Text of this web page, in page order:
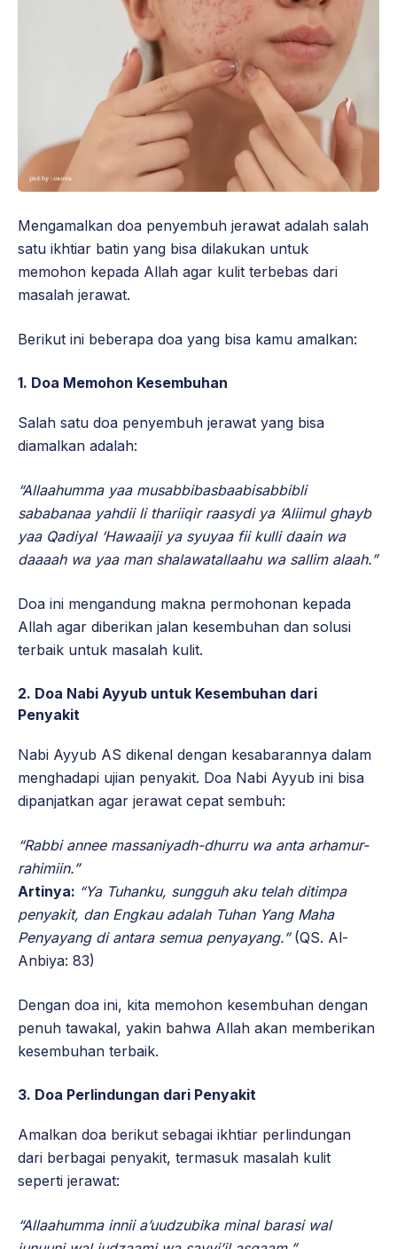
Mengamalkan doa penyembuh jerawat adalah salah
satu ikhtiar batin yang bisa dilakukan untuk
memohon kepada Allah agar kulit terbebas dari
masalah jerawat.
Berikut ini beberapa doa yang bisa kamu amalkan:
1. Doa Memohon Kesembuhan
Salah satu doa penyembuh jerawat yang bisa
diamalkan adalah:
“Allaahumma yaa musabbibasbaabisabbibli
sababanaa yahdii li thariiqir raasydi ya ‘Aliimul ghayb
yaa Qadiyal ‘Hawaaiji ya syuyaa fii kulli daain wa
daaaah wa yaa man shalawatallaahu wa sallim alaah.”
Doa ini mengandung makna permohonan kepada
Allah agar diberikan jalan kesembuhan dan solusi
terbaik untuk masalah kulit.
2. Doa Nabi Ayyub untuk Kesembuhan dari
Penyakit
Nabi Ayyub AS dikenal dengan kesabarannya dalam
menghadapi ujian penyakit. Doa Nabi Ayyub ini bisa
dipanjatkan agar jerawat cepat sembuh:
“Rabbi annee massaniyadh-dhurru wa anta arhamur-
rahimiin.”
Artinya: “Ya Tuhanku, sungguh aku telah ditimpa
penyakit, dan Engkau adalah Tuhan Yang Maha
Penyayang di antara semua penyayang.”(QS. Al-
Anbiya: 83)
Dengan doa ini, kita memohon kesembuhan dengan
penuh tawakal, yakin bahwa Allah akan memberikan
kesembuhan terbaik.
3. Doa Perlindungan dari Penyakit
Amalkan doa berikut sebagai ikhtiar perlindungan
dari berbagai penyakit, termasuk masalah kulit
seperti jerawat:
“Allaahumma innii a’uudzubika minal barasi wal